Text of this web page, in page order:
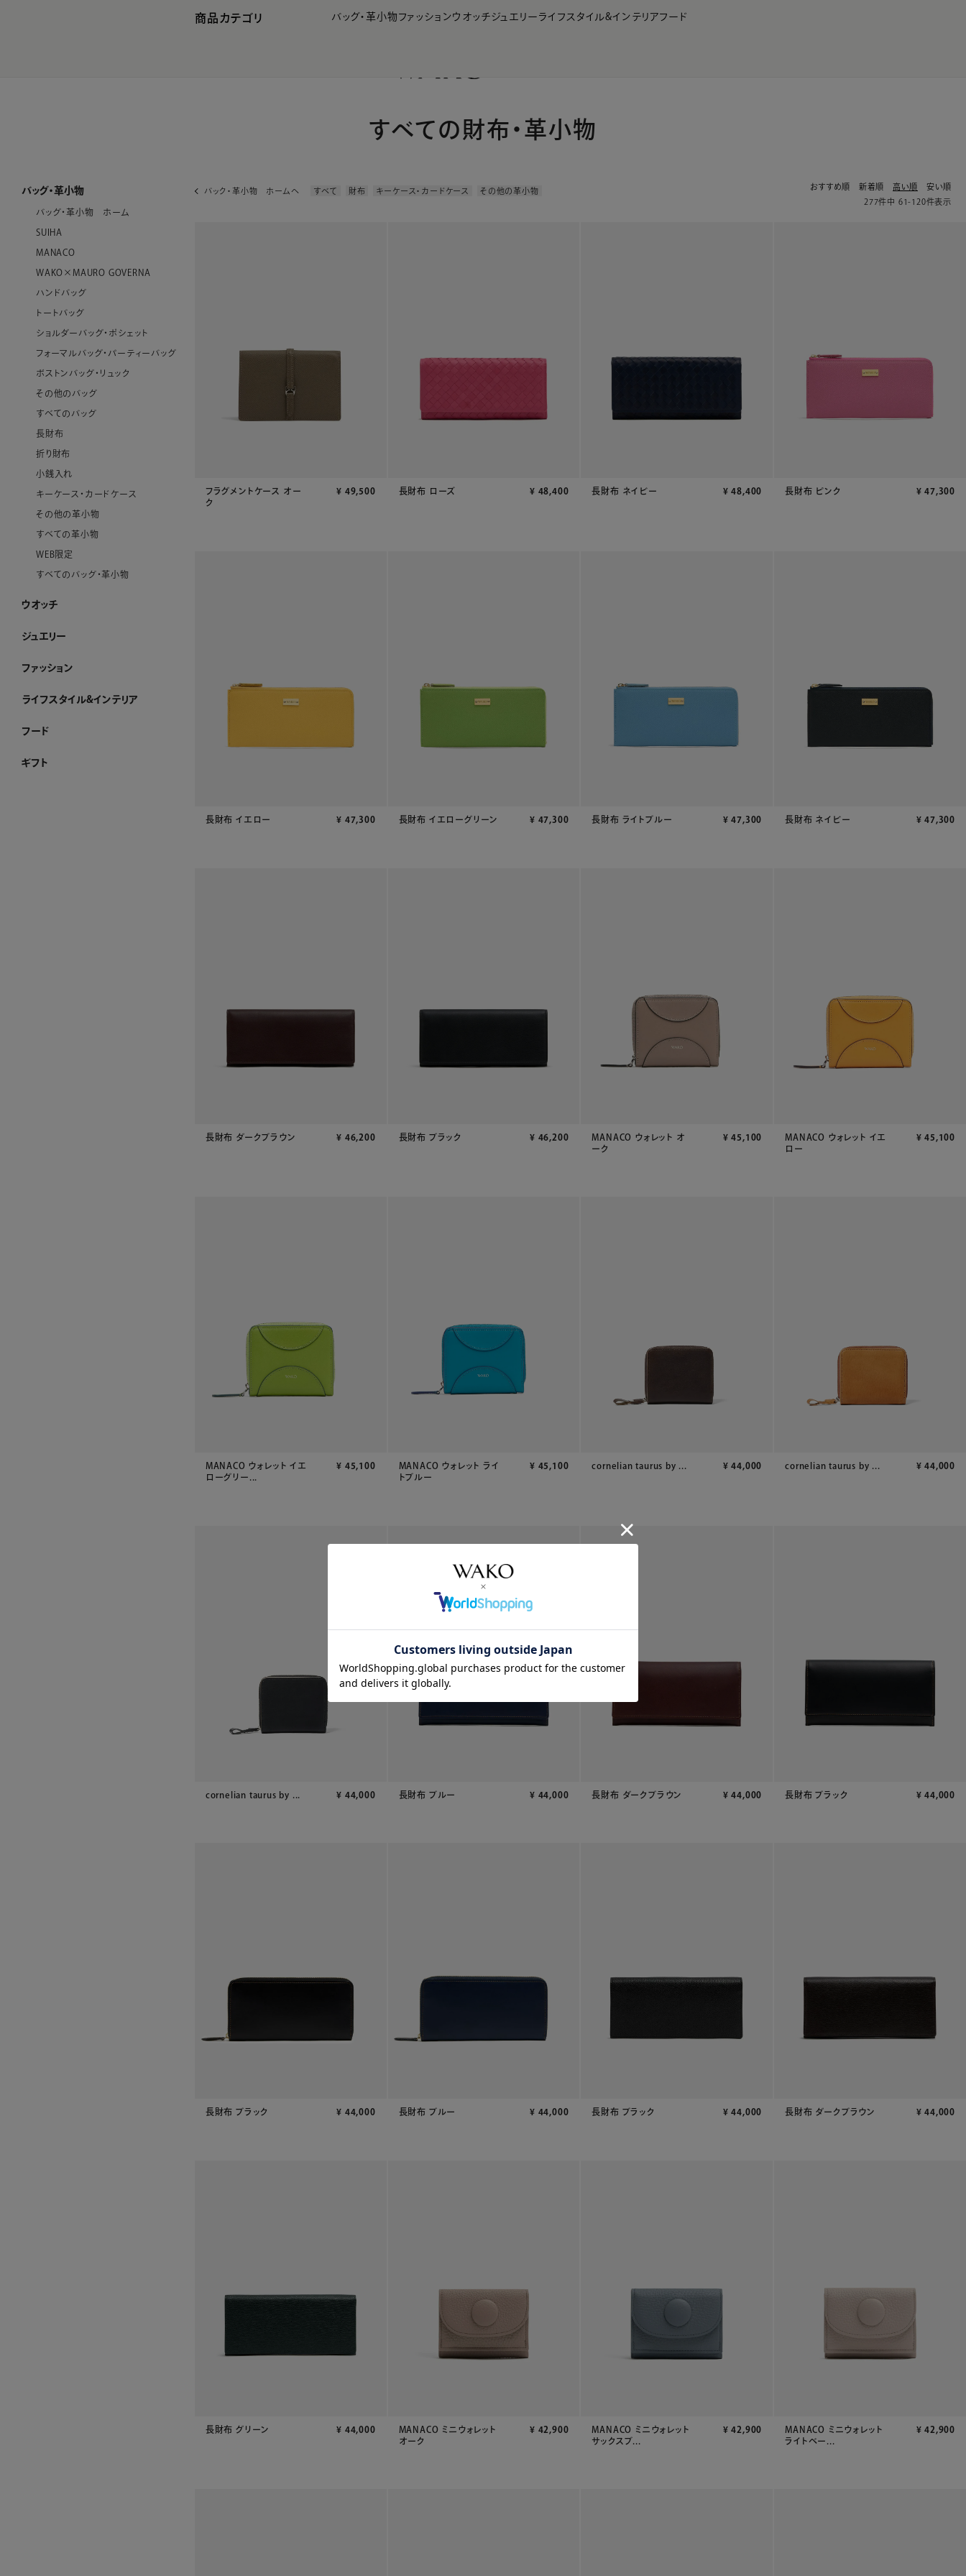
商品カテゴリ バッグ・革小物 ファッションウオッチジュエリー ライフスタイル&インテリアフード
すべての財布・革小物
バッグ・革小物
バッグ・革小物 ホーム
SUIHA
MANACO
WAKO×MAURO GOVERNA
ハンドバッグ
トートバッグ
ショルダーバッグ・ポシェット
フォーマルバッグ・パーティーバッグ
ボストンバッグ・リュック
その他のバッグ
すべてのバッグ
長財布
折り財布
小銭入れ
キーケース・カードケース
その他の革小物
すべての革小物
WEB限定
すべてのバッグ・革小物
ウオッチ
ウオッチ ホーム
WAKOウオッチ メンズ
WAKOウオッチ レディース
セイコーウオッチ
ボーム＆メルシエウオッチ
イッセイミヤケウオッチ
すべてのウオッチ
ジュエリー
ジュエリー ホーム
アショカダイヤモンド
ネックレス
イヤリング・ピアス
ブレスレット
ブローチ
リング
すべてのジュエリー
ファッション
ファッション ホーム
PURE CRAFT
NEW CLOSET
レディースアパレル
メンズアパレル
ストール・マフラー・スカーフ
ハンカチーフ
アクセサリー
その他のファッション雑貨
WEB限定
すべてのファッション
ライフスタイル&インテリア
ライフスタイル&インテリア ホーム
クロック
リビング
ダイニング
ベビーグッズ
その他インテリア雑貨
加工ができるお品
WEB限定
すべてのライフスタイル&インテリア
フード
ギフト
おすすめ順 新着順 高い順
安い順
277件中 61-120件表示
バック・革小物 ホームへ すべて 財布 キーケース・カードケース その他の革小物
フラグメントケース オー
ク
¥ 49,500 長財布 ローズ ¥ 48,400 長財布 ネイビー ¥ 48,400 長財布 ピンク ¥ 47,300
長財布 イエロー ¥ 47,300 長財布 イエローグリーン ¥ 47,300 長財布 ライトブルー ¥ 47,300 長財布 ネイビー ¥ 47,300
長財布 ダークブラウン ¥ 46,200 長財布 ブラック ¥ 46,200
MANACO ウォレット オ
ーク
¥ 45,100
MANACO ウォレット イエ
ロー
¥ 45,100
MANACO ウォレット イエ
ローグリー...
¥ 45,100
MANACO ウォレット ライ
トブルー
¥ 45,100 cornelian taurus by ... ¥ 44,000 cornelian taurus by ... ¥ 44,000
cornelian taurus by ... ¥ 44,000 長財布 ブルー ¥ 44,000 長財布 ダークブラウン ¥ 44,000 長財布 ブラック ¥ 44,000
長財布 ブラック ¥ 44,000 長財布 ブルー ¥ 44,000 長財布 ブラック ¥ 44,000 長財布 ダークブラウン ¥ 44,000
長財布 グリーン ¥ 44,000
MANACO ミニウォレット
オーク
¥ 42,900
MANACO ミニウォレット
サックスブ...
¥ 42,900
MANACO ミニウォレット
ライトベー...
¥ 42,900